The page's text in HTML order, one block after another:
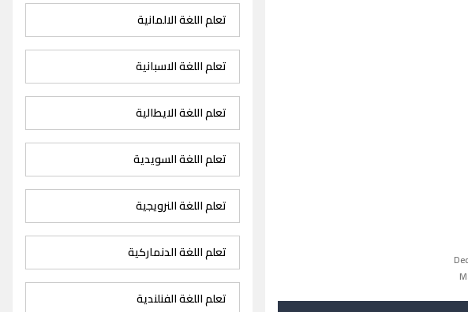
تعلم اللغة الالمانية
تعلم اللغة الاسبانية
تعلم اللغة الايطالية
تعلم اللغة السويدية
تعلم اللغة النرويجية
تعلم اللغة الدنماركية
تعلم اللغة الفنلندية